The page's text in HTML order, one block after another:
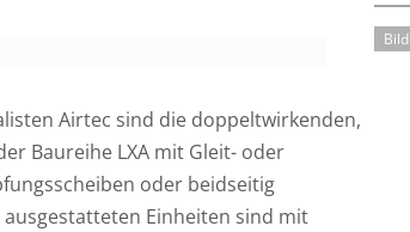
Airtec sind die doppeltwirkenden,
Baureihe LXA mit Gleit- oder
oder beidseitig
Einheiten sind mit